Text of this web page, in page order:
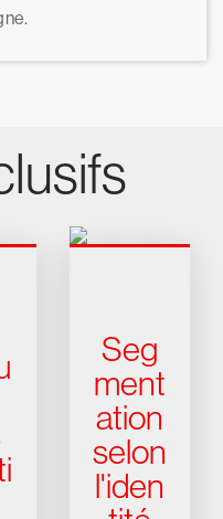
Seg
ment
ation
selon
l'iden